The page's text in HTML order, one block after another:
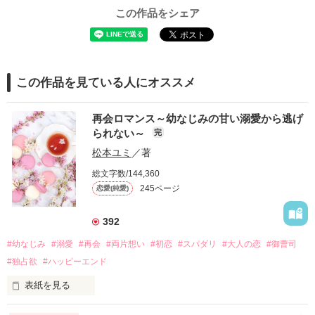
この作品をシェア
この作品を見ている人にオススメ
再会ロマンス～幼なじみの甘い溺愛から逃げ
られない～
完
松本ユミ ／著
総文字数/144,360
恋愛(純愛) 245ページ
392
#幼なじみ #溺愛 #再会 #両片想い #初恋 #スパダリ #大人の恋 #御曹司
#独占欲
#ハッピーエンド
表紙を見る